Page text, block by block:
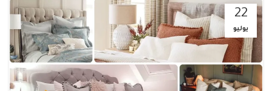
22
يوليو